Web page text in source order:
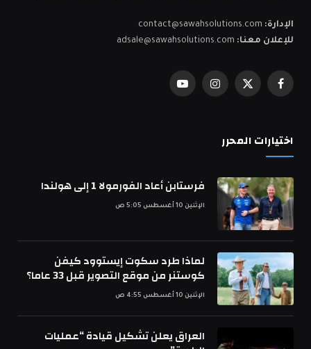
الإدارة: contact@sawahsolutions.com
للإعلان معنا: adsale@sawahsolutions.com
فيسبوكX
الانستغراميوتيوب
اختيارات المحرر
فرستابن أعاد الفورمولا 1 إلى هولندا
الإثنين 10 أغسطس 5:05 ص
لماذا طرد سكوت إيستوود كيفن
كوستنر من موقع التصوير قبل 33 عاما؟
الإثنين 10 أغسطس 4:55 ص
العراق يعلن تشكيل قيادة “عمليات